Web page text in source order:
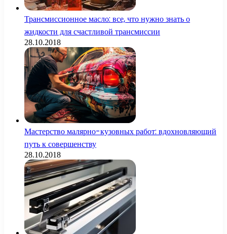
Трансмиссионное масло: все, что нужно знать о
жидкости для счастливой трансмиссии
28.10.2018
Мастерство малярно-кузовных работ: вдохновляющий
путь к совершенству
28.10.2018